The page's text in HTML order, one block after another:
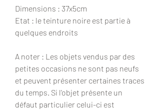
Dimensions : 37x5cm
Etat : le teinture noire est partie à
quelques endroits
A noter : Les objets vendus par des
petites occasions ne sont pas neufs
et peuvent présenter certaines traces
du temps. Si l'objet présente un
défaut particulier celui-ci est